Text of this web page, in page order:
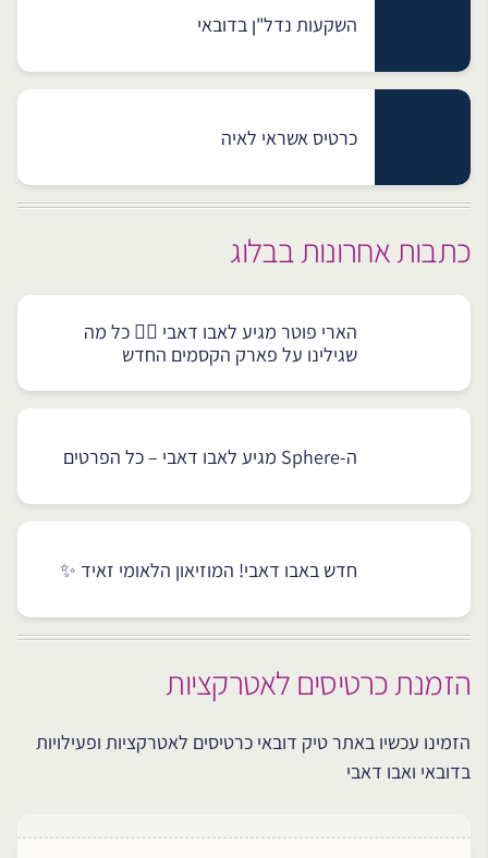
השקעות נדל"ן בדובאי
כרטיס אשראי לאיה
כתבות אחרונות בבלוג
הארי פוטר מגיע לאבו דאבי 🧙‍♂️ כל מה
שגילינו על פארק הקסמים החדש
ה-Sphere מגיע לאבו דאבי – כל הפרטים
חדש באבו דאבי! המוזיאון הלאומי זאיד ✨
הזמנת כרטיסים לאטרקציות
הזמינו עכשיו באתר טיק דובאי כרטיסים לאטרקציות ופעילויות
בדובאי ואבו דאבי